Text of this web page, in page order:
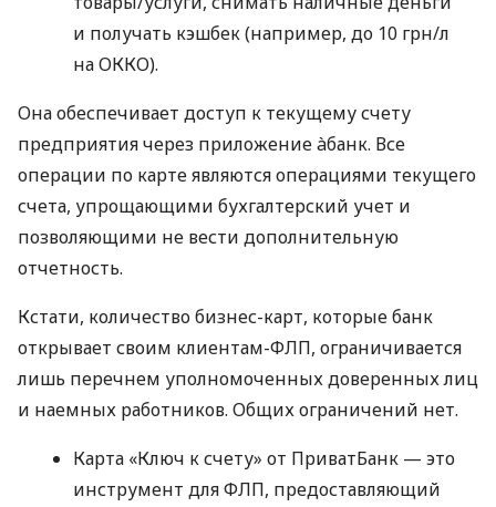
и получать кэшбек (например, до 10 грн/л
на ОККО).
Она обеспечивает доступ к текущему счету
предприятия через приложение àбанк. Все
операции по карте являются операциями текущего
счета, упрощающими бухгалтерский учет и
позволяющими не вести дополнительную
отчетность.
Кстати, количество бизнес-карт, которые банк
открывает своим клиентам-ФЛП, ограничивается
лишь перечнем уполномоченных доверенных лиц
и наемных работников. Общих ограничений нет.
Карта «Ключ к счету» от ПриватБанк — это
инструмент для ФЛП, предоставляющий